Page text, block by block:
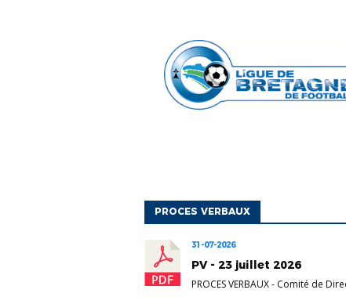
PROCES VERBAUX
31-07-2026
PV - 23 juillet 2026
PROCES VERBAUX- Comité de